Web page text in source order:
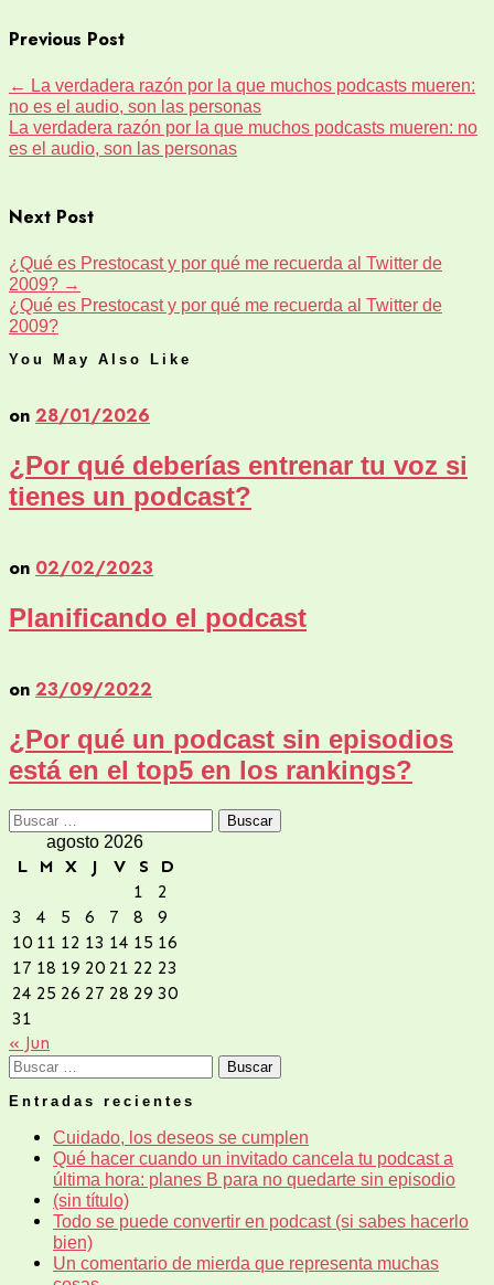
Previous Post
← La verdadera razón por la que muchos podcasts mueren:
no es el audio, son las personas
La verdadera razón por la que muchos podcasts mueren: no
es el audio, son las personas
Next Post
¿Qué es Prestocast y por qué me recuerda al Twitter de
2009? →
¿Qué es Prestocast y por qué me recuerda al Twitter de
2009?
You May Also Like
on 28/01/2026
¿Por qué deberías entrenar tu voz si
tienes un podcast?
on 02/02/2023
Planificando el podcast
on 23/09/2022
¿Por qué un podcast sin episodios
está en el top5 en los rankings?
Buscar:
agosto 2026
L M X J V S
D
1
2
3
4 5 6 7 8
9
10 11 12 13 14 15 16
17 18 19 20 21 22 23
24 25 26 27 28 29 30
31
« Jun
Buscar:
Entradas recientes
Cuidado, los deseos se cumplen
Qué hacer cuando un invitado cancela tu podcast a
última hora: planes B para no quedarte sin episodio
(sin título)
Todo se puede convertir en podcast (si sabes hacerlo
bien)
Un comentario de mierda que representa muchas